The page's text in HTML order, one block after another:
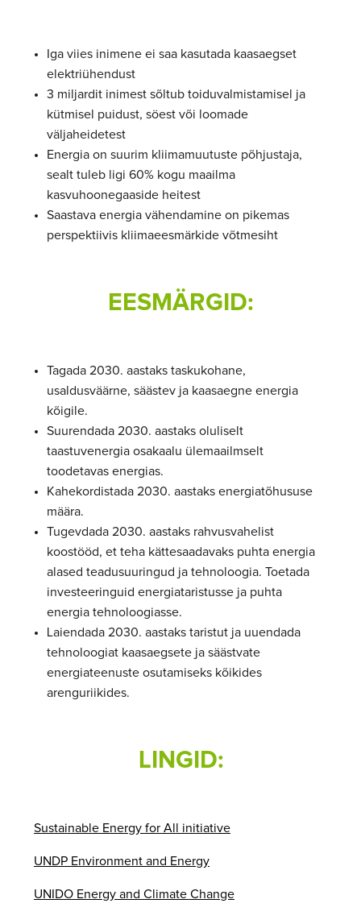
Iga viies inimene ei saa kasutada kaasaegset
elektriühendust
3 miljardit inimest sõltub toiduvalmistamisel ja
kütmisel puidust, söest või loomade
väljaheidetest
Energia on suurim kliimamuutuste põhjustaja,
sealt tuleb ligi 60% kogu maailma
kasvuhoonegaaside heitest
Saastava energia vähendamine on pikemas
perspektiivis kliimaeesmärkide võtmesiht
EESMÄRGID:
Tagada 2030. aastaks taskukohane,
usaldusväärne, säästev ja kaasaegne energia
kõigile.
Suurendada 2030. aastaks oluliselt
taastuvenergia osakaalu ülemaailmselt
toodetavas energias.
Kahekordistada 2030. aastaks energiatõhususe
määra.
Tugevdada 2030. aastaks rahvusvahelist
koostööd, et teha kättesaadavaks puhta energia
alased teadusuuringud ja tehnoloogia. Toetada
investeeringuid energiataristusse ja puhta
energia tehnoloogiasse.
Laiendada 2030. aastaks taristut ja uuendada
tehnoloogiat kaasaegsete ja säästvate
energiateenuste osutamiseks kõikides
arenguriikides.
LINGID:
Sustainable Energy for All initiative
UNDP Environment and Energy
UNIDO Energy and Climate Change